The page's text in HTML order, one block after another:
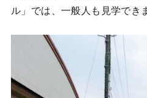
ル」では、一般人も見学でき